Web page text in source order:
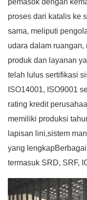
pemasok dengan
proses dari katalis ke
sama, meliputi
udara dalam
produk dan layanan
telah lulus sertifikasi
ISO14001, ISO9001
rating kredit
memiliki produksi
lapisan lini,sistem
yang
termasuk SRD, SRF,